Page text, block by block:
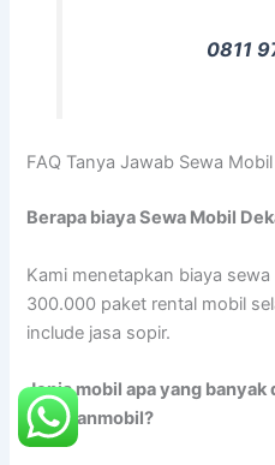
0811
FAQ Tanya Jawab Sewa
Berapa biaya Sewa Mobil
Kami menetapkan biaya
300.000 paket rental mobil
include jasa sopir.
Jenis mobil apa yang
rentalanmobil?